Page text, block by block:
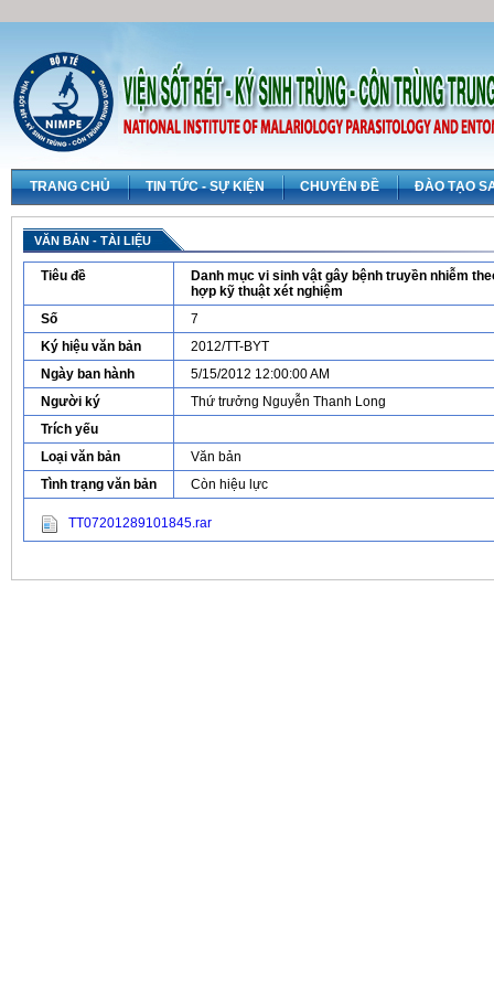
TRANG CHỦ TIN TỨC - SỰ KIỆN CHUYÊN ĐỀ ĐÀO TẠO
VĂN BẢN - TÀI LIỆU
Tiêu đề
Danh mục vi sinh vật gây bệnh truyền nhiễm
hợp kỹ thuật xét nghiệm
Số
7
Ký hiệu văn bản
2012/TT-BYT
Ngày ban hành
5/15/2012 12:00:00 AM
Người ký
Thứ trưởng Nguyễn Thanh Long
Trích yếu
Loại văn bản
Văn bản
Tình trạng văn bản
Còn hiệu lực
TT07201289101845.rar